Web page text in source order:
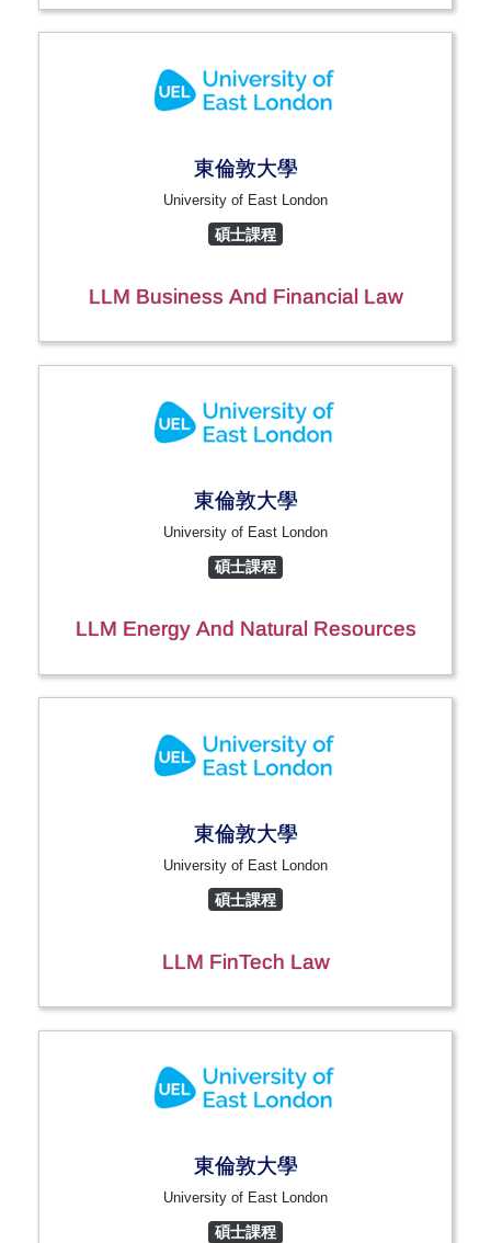
東倫敦大學
University of East London
碩士課程
LLM Business And Financial Law
東倫敦大學
University of East London
碩士課程
LLM Energy And Natural Resources
東倫敦大學
University of East London
碩士課程
LLM FinTech Law
東倫敦大學
University of East London
碩士課程